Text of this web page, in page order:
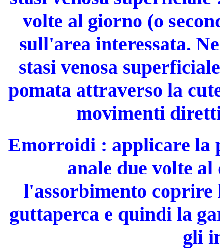
volte al giorno (o
sull'area inte­ressata.
stasi venosa
pomata attraverso la
movimenti
Emorroidi: applicare la
anale due volte
l'assorbimento
guttaperca e quindi la
gli